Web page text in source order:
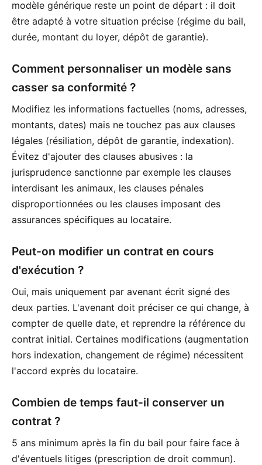
modèle générique reste un point de départ : il doit
être adapté à votre situation précise (régime du bail,
durée, montant du loyer, dépôt de garantie).
Comment personnaliser un modèle sans
casser sa conformité ?
Modifiez les informations factuelles (noms, adresses,
montants, dates) mais ne touchez pas aux clauses
légales (résiliation, dépôt de garantie, indexation).
Évitez d'ajouter des clauses abusives : la
jurisprudence sanctionne par exemple les clauses
interdisant les animaux, les clauses pénales
disproportionnées ou les clauses imposant des
assurances spécifiques au locataire.
Peut-on modifier un contrat en cours
d'exécution ?
Oui, mais uniquement par avenant écrit signé des
deux parties. L'avenant doit préciser ce qui change, à
compter de quelle date, et reprendre la référence du
contrat initial. Certaines modifications (augmentation
hors indexation, changement de régime) nécessitent
l'accord exprès du locataire.
Combien de temps faut-il conserver un
contrat ?
5 ans minimum après la fin du bail pour faire face à
d'éventuels litiges (prescription de droit commun).